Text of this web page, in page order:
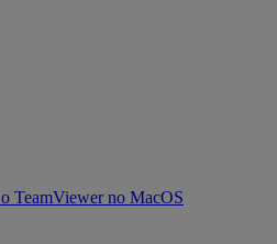
TeamViewer no MacOS